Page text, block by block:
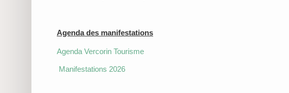
Agenda des manifestations
Agenda Vercorin Tourisme
Manifestations 2026